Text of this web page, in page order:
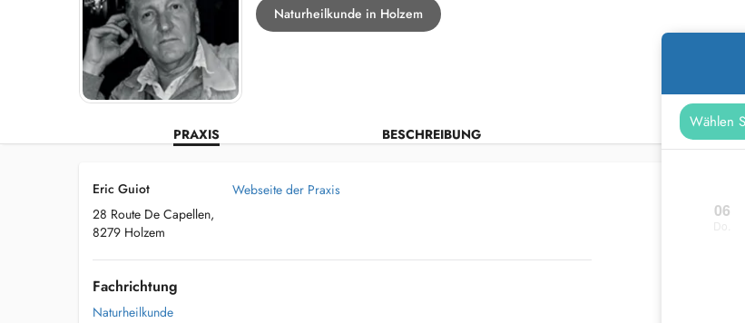
Naturheilkunde in Holzem
PRAXIS BESCHREIBUNG
06
Eric Guiot
28 Route De Capellen,
8279 Holzem
Webseite der Praxis
Fachrichtung
Naturheilkunde